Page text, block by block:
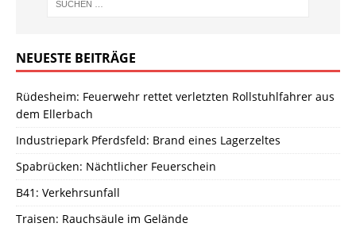
NEUESTE BEITRÄGE
Rüdesheim: Feuerwehr rettet verletzten Rollstuhlfahrer aus
dem Ellerbach
Industriepark Pferdsfeld: Brand eines Lagerzeltes
Spabrücken: Nächtlicher Feuerschein
B41: Verkehrsunfall
Traisen: Rauchsäule im Gelände